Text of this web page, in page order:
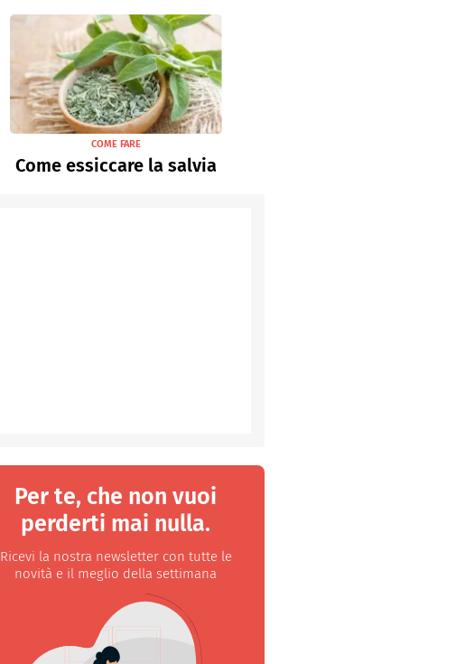
COME FARE
Come essiccare la salvia
Per te, che non vuoi
perderti mai nulla.
Ricevi la nostra newsletter con tutte le
novità e il meglio della settimana